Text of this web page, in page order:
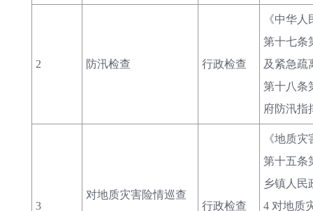
2 防汛检查 行政检查
《中华
第十七条
及紧急疏
第十八条
府防汛指
3
对地质灾害险情巡查
行政检查
《地质
第十五条
乡镇人民
4 对地质